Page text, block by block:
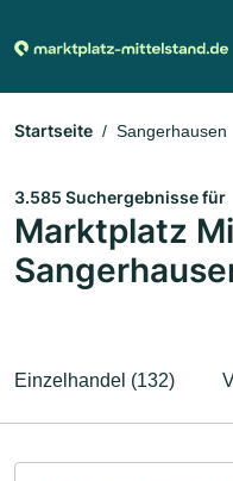
Startseite Sangerhausen
3.585 Suchergebnisse für
Marktplatz
Einzelhandel (132)